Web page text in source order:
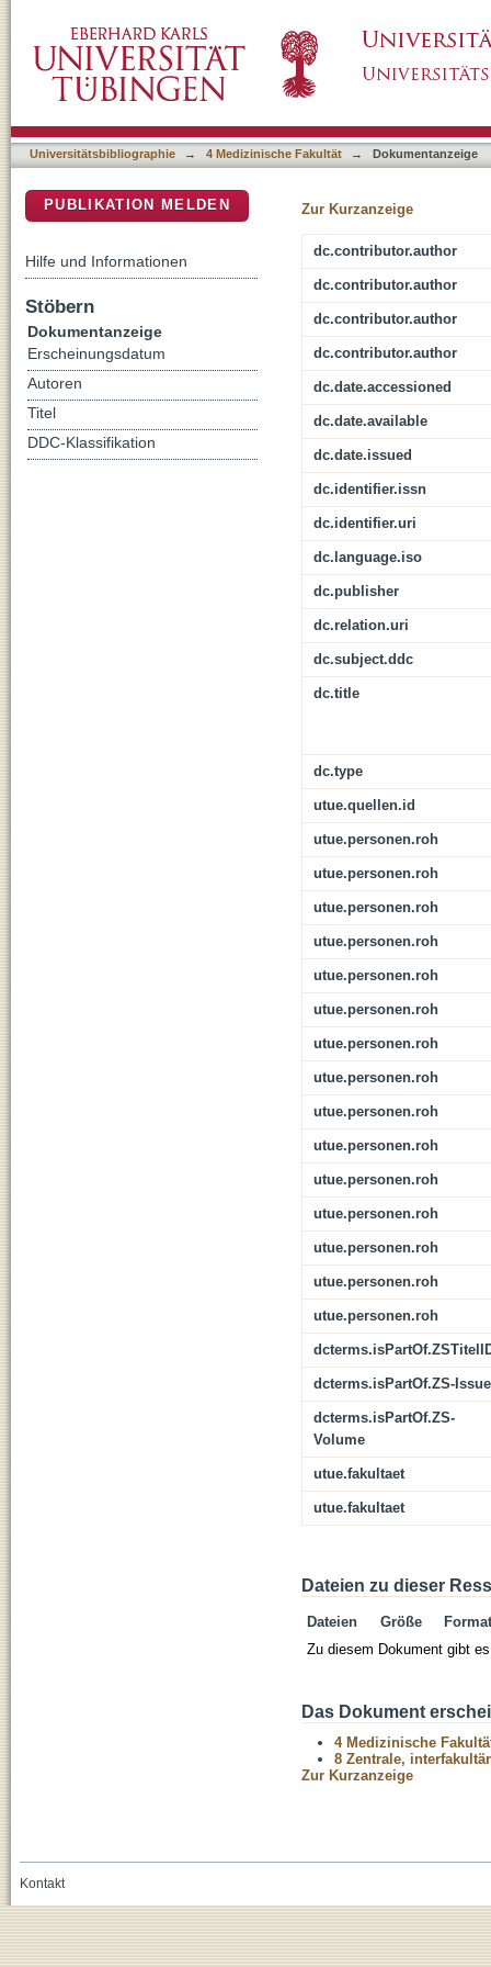
Patient-Derived Xenograft Models to
Universitätsbibliographie → 4 Medizinische Fakultät → Dokumentanzeige
Zur Kurzanzeige
dc.contributor.author
dc.contributor.author
dc.contributor.author
dc.contributor.author
dc.date.accessioned
dc.date.available
dc.date.issued
dc.identifier.issn
dc.identifier.uri
dc.language.iso
dc.publisher
dc.relation.uri
dc.subject.ddc
dc.title
dc.type
utue.quellen.id
utue.personen.roh
utue.personen.roh
utue.personen.roh
utue.personen.roh
utue.personen.roh
utue.personen.roh
utue.personen.roh
utue.personen.roh
utue.personen.roh
utue.personen.roh
utue.personen.roh
utue.personen.roh
utue.personen.roh
utue.personen.roh
utue.personen.roh
dcterms.isPartOf.ZS-Issue
dcterms.isPartOf.ZS-
Volume
utue.fakultaet
utue.fakultaet
Dateien zu dieser
Dateien Größe
Format
Zu diesem Dokument gibt
Das Dokument
4 Medizinische
8 Zentrale,
Zur Kurzanzeige
PUBLIKATION MELDEN
Hilfe und Informationen
Stöbern
Dokumentanzeige
Erscheinungsdatum
Autoren
Titel
DDC-Klassifikation
Kontakt